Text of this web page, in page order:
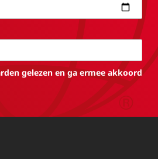
gelezen en ga ermee akkoord